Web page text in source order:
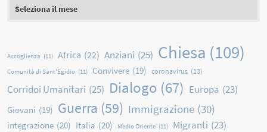
Accoglienza (11) Africa (22) Anziani (25) Chiesa (109)
Comunità di Sant'Egidio (11) Convivere (19) coronavirus (13)
Corridoi Umanitari (25) Dialogo (67) Europa (23)
Giovani (19) Guerra (59) Immigrazione (30)
integrazione (20) Italia (20) Medio Oriente (11) Migranti (23)